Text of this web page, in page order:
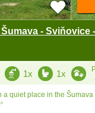
- Sviňovice
1x 1x
a quiet place in the